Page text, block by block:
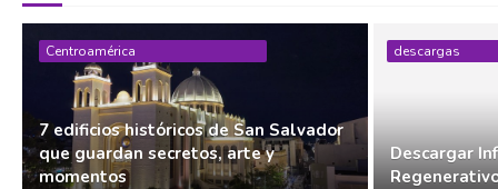
Centroamérica
7 edificios históricos de San Salvador
que guardan secretos, arte y
momentos
descargas
Descargar